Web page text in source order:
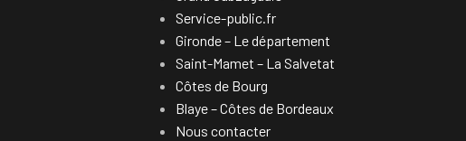
Service-public.fr
Gironde – Le département
Saint-Mamet – La Salvetat
Côtes de Bourg
Blaye – Côtes de Bordeaux
Nous contacter